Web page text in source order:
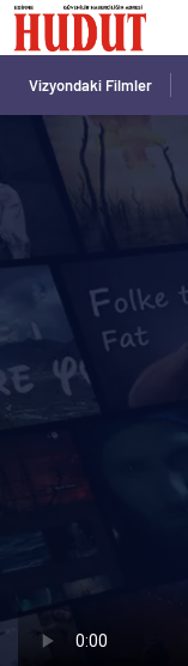
Vizyondaki Filmler